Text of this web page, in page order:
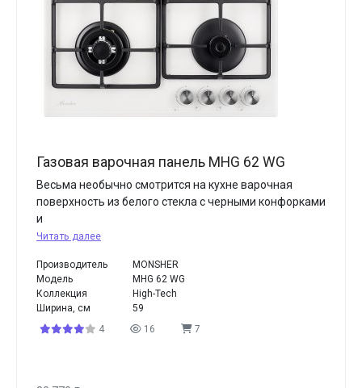
Газовая варочная панель MHG 62 WG
Весьма необычно смотрится на кухне варочная
поверхность из белого стекла с черными конфорками
и
Читать далее
Производитель
MONSHER
Модель
MHG 62 WG
Коллекция
High-Tech
Ширина, см
59
4
16 7